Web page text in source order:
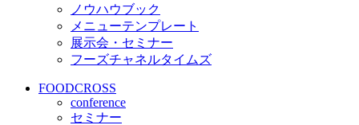
ノウハウブック
メニューテンプレート
展示会・セミナー
フーズチャネルタイムズ
FOODCROSS
conference
セミナー